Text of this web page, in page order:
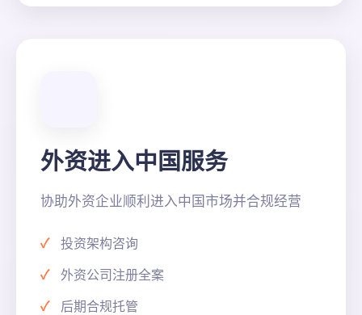
外资进入中国服务
协助外资企业顺利进入中国市场并合规经营
投资架构咨询
外资公司注册全案
后期合规托管